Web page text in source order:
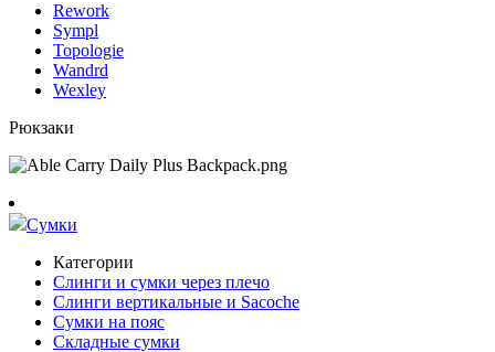
Rework
Sympl
Topologie
Wandrd
Wexley
Рюкзаки
Сумки
Категории
Слинги и сумки через плечо
Слинги вертикальные и Sacoche
Сумки на пояс
Складные сумки